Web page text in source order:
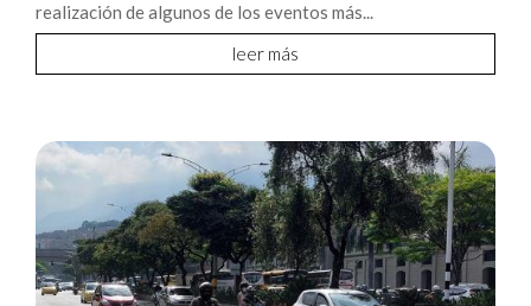
realización de algunos de los eventos más...
leer más